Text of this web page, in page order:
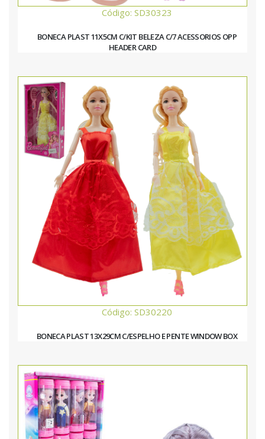
Código: SD30323
BONECA PLAST 11X5CM C/KIT BELEZA C/7 ACESSORIOS OPP
HEADER CARD
Código: SD30220
BONECA PLAST 13X29CM C/ESPELHO E PENTE WINDOW BOX